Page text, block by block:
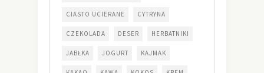
CIASTO UCIERANE CYTRYNA
CZEKOLADA DESER HERBATNIKI
JABŁKA JOGURT KAJMAK